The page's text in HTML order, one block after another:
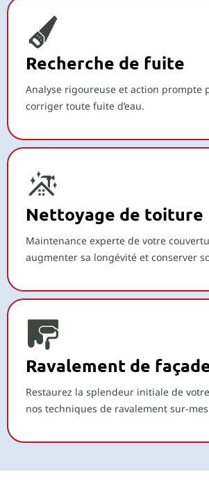
Recherche de fuite
Analyse rigoureuse et action prompte
corriger toute fuite d’eau.
Nettoyage de toiture
Maintenance experte de votre
augmenter sa longévité et conserver
Ravalement de
Restaurez la splendeur initiale de
nos techniques de ravalement sur-